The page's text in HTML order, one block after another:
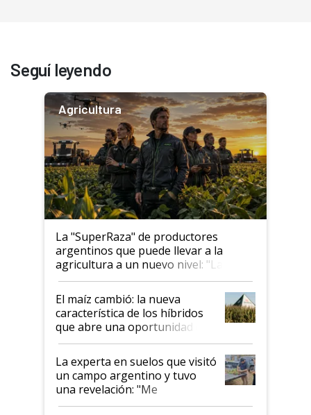
Seguí leyendo
Agricultura
La "SuperRaza" de productores
argentinos que puede llevar a la
agricultura a un nuevo nivel: "Las
posibilidades de crecimiento son
infinitas"
El maíz cambió: la nueva
característica de los híbridos
que abre una oportunidad en
el lote
La experta en suelos que visitó
un campo argentino y tuvo
una revelación: "Me
impresionó mucho"